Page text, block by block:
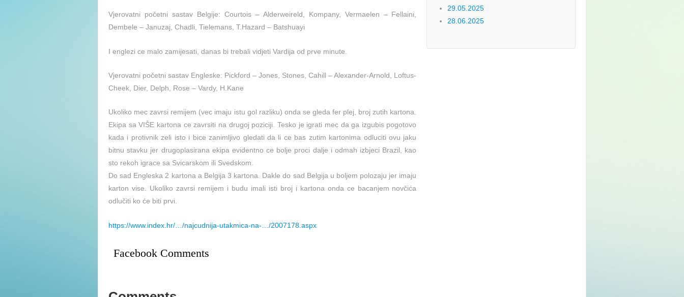
Vjerovatni početni sastav Belgije: Courtois – Alderweireld, Kompany, Vermaelen – Fellaini,
Dembele – Januzaj, Chadli, Tielemans, T.Hazard – Batshuayi
I englezi ce malo zamijesati, danas bi trebali vidjeti Vardija od prve minute.
Vjerovatni početni sastav Engleske: Pickford – Jones, Stones, Cahill – Alexander-Arnold, Loftus-
Cheek, Dier, Delph, Rose – Vardy, H.Kane
Ukoliko mec zavrsi remijem (vec imaju istu gol razliku) onda se gleda fer plej, broj zutih kartona.
Ekipa sa VIŠE kartona ce zavrsiti na drugoj poziciji. Tesko je igrati mec da ga izgubis pogotovo
kada i protivnik zeli isto i bice zanimljivo gledati da li ce bas zutim kartonima odluciti ovu jaku
bitnu stavku jer drugoplasirana ekipa evidentno ce bolje proci dalje i odmah izbjeci Brazil, kao
sto rekoh igrace sa Svicarskom ili Svedskom.
Do sad Engleska 2 kartona a Belgija 3 kartona. Dakle do sad Belgija u boljem polozaju jer imaju
karton vise. Ukoliko zavrsi remijem i budu imali isti broj i kartona onda ce bacanjem novčića
odlučiti ko će biti prvi.
https://www.index.hr/…/najcudnija-utakmica-na-…/2007178.aspx
Facebook Comments
29.05.2025
28.06.2025